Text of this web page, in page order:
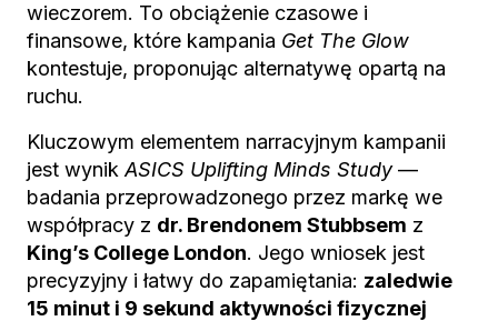
wieczorem. To obciążenie czasowe i
finansowe, które kampania Get The Glow
kontestuje, proponując alternatywę opartą na
ruchu.
Kluczowym elementem narracyjnym kampanii
jest wynik ASICS Uplifting Minds Study—
badania przeprowadzonego przez markę we
współpracy z dr. Brendonem Stubbsem z
King’s College London. Jego wniosek jest
precyzyjny i łatwy do zapamiętania: zaledwie
15 minut i 9 sekund aktywności fizycznej